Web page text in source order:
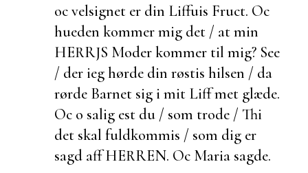
oc velsignet er din Liffuis Fruct. Oc
hueden kommer mig det / at min
HERRJS Moder kommer til mig? See
/ der ieg hørde din røstis hilsen / da
rørde Barnet sig i mit Liff met glæde.
Oc o salig est du / som trode / Thi
det skal fuldkommis / som dig er
sagd aff HERREN. Oc Maria sagde.